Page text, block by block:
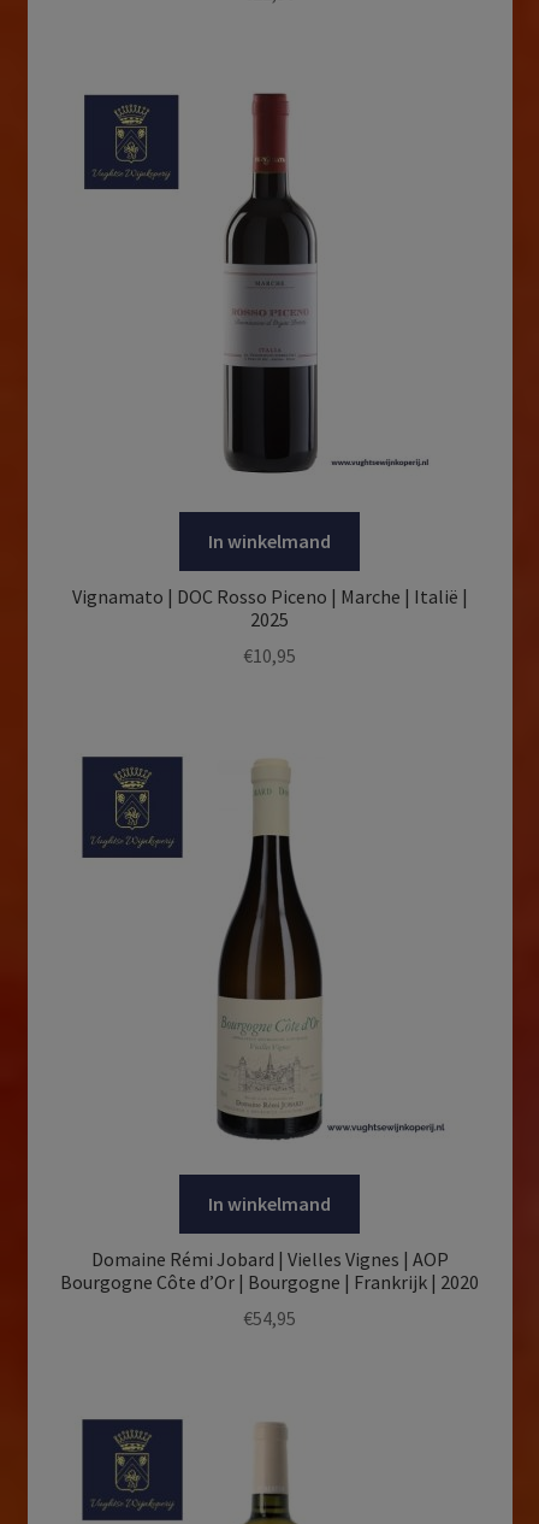
In winkelmand
Vignamato | DOC Rosso Piceno | Marche | Italië |
2025
€10,95
In winkelmand
Domaine Rémi Jobard | Vielles Vignes | AOP
Bourgogne Côte d’Or | Bourgogne | Frankrijk | 2020
€54,95